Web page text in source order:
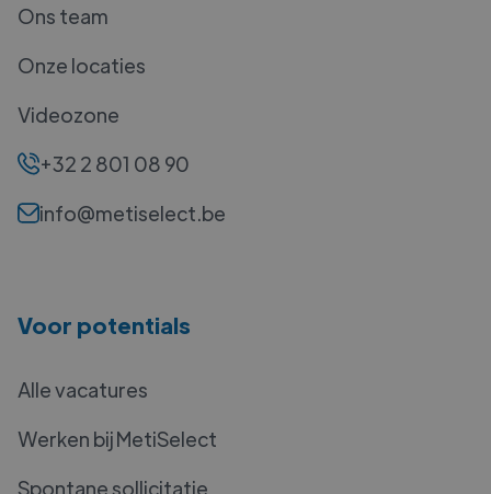
Ons team
Onze locaties
Videozone
+32 2 801 08 90
info@metiselect.be
Voor potentials
Alle vacatures
Werken bij MetiSelect
Spontane sollicitatie